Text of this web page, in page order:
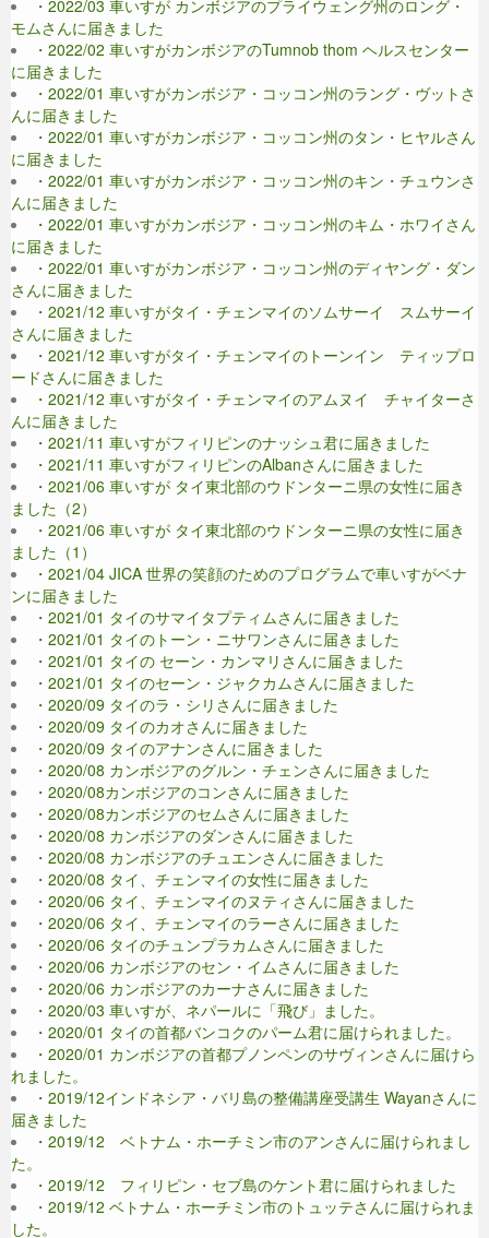
・2022/03 車いすが カンボジアのプライウェング州のロング・
モムさんに届きました
・2022/02 車いすがカンボジアのTumnob thom ヘルスセンター
に届きました
・2022/01 車いすがカンボジア・コッコン州のラング・ヴットさ
んに届きました
・2022/01 車いすがカンボジア・コッコン州のタン・ヒヤルさん
に届きました
・2022/01 車いすがカンボジア・コッコン州のキン・チュウンさ
んに届きました
・2022/01 車いすがカンボジア・コッコン州のキム・ホワイさん
に届きました
・2022/01 車いすがカンボジア・コッコン州のディヤング・ダン
さんに届きました
・2021/12 車いすがタイ・チェンマイのソムサーイ スムサーイ
さんに届きました
・2021/12 車いすがタイ・チェンマイのトーンイン ティップロ
ードさんに届きました
・2021/12 車いすがタイ・チェンマイのアムヌイ チャイターさ
んに届きました
・2021/11 車いすがフィリピンのナッシュ君に届きました
・2021/11 車いすがフィリピンのAlbanさんに届きました
・2021/06 車いすが タイ東北部のウドンターニ県の女性に届き
ました（2）
・2021/06 車いすが タイ東北部のウドンターニ県の女性に届き
ました（1）
・2021/04 JICA 世界の笑顔のためのプログラムで車いすがベナ
ンに届きました
・2021/01 タイのサマイタプティムさんに届きました
・2021/01 タイのトーン・ニサワンさんに届きました
・2021/01 タイの セーン・カンマリさんに届きました
・2021/01 タイのセーン・ジャクカムさんに届きました
・2020/09 タイのラ・シリさんに届きました
・2020/09 タイのカオさんに届きました
・2020/09 タイのアナンさんに届きました
・2020/08 カンボジアのグルン・チェンさんに届きました
・2020/08カンボジアのコンさんに届きました
・2020/08カンボジアのセムさんに届きました
・2020/08 カンボジアのダンさんに届きました
・2020/08 カンボジアのチュエンさんに届きました
・2020/08 タイ、チェンマイの女性に届きました
・2020/06 タイ、チェンマイのヌティさんに届きました
・2020/06 タイ、チェンマイのラーさんに届きました
・2020/06 タイのチュンプラカムさんに届きました
・2020/06 カンボジアのセン・イムさんに届きました
・2020/06 カンボジアのカーナさんに届きました
・2020/03 車いすが、ネパールに「飛び」ました。
・2020/01 タイの首都バンコクのパーム君に届けられました。
・2020/01 カンボジアの首都プノンペンのサヴィンさんに届けら
れました。
・2019/12インドネシア・バリ島の整備講座受講生 Wayanさんに
届きました
・2019/12 ベトナム・ホーチミン市のアンさんに届けられまし
た。
・2019/12 フィリピン・セブ島のケント君に届けられました
・2019/12 ベトナム・ホーチミン市のトュッテさんに届けられま
した。